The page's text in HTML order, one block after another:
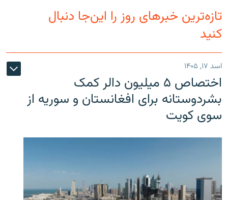
تازه‌ترین خبرهای روز را این‌جا دنبال
کنید
اسد ۱۷, ۱۴۰۵
اختصاص ۵ میلیون دالر کمک
بشردوستانه برای افغانستان و سوریه از
سوی کویت